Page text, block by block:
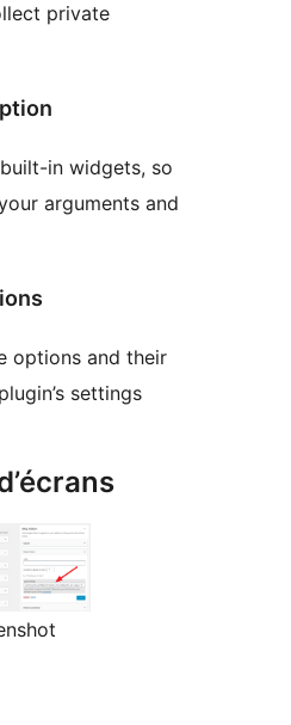
private
in widgets, so
arguments and
options and their
settings